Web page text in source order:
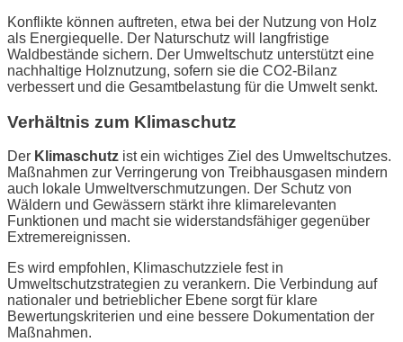
Konflikte können auftreten, etwa bei der Nutzung von Holz
als Energiequelle. Der Naturschutz will langfristige
Waldbestände sichern. Der Umweltschutz unterstützt eine
nachhaltige Holznutzung, sofern sie die CO2-Bilanz
verbessert und die Gesamtbelastung für die Umwelt senkt.
Verhältnis zum Klimaschutz
Der Klimaschutz ist ein wichtiges Ziel des Umweltschutzes.
Maßnahmen zur Verringerung von Treibhausgasen mindern
auch lokale Umweltverschmutzungen. Der Schutz von
Wäldern und Gewässern stärkt ihre klimarelevanten
Funktionen und macht sie widerstandsfähiger gegenüber
Extremereignissen.
Es wird empfohlen, Klimaschutzziele fest in
Umweltschutzstrategien zu verankern. Die Verbindung auf
nationaler und betrieblicher Ebene sorgt für klare
Bewertungskriterien und eine bessere Dokumentation der
Maßnahmen.